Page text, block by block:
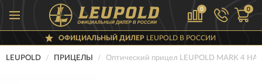
0 0
ОФИЦИАЛЬНЫЙ ДИЛЕР LEUPOLD В РОССИИ
LEUPOLD ПРИЦЕЛЫ Оптический прицел LEUPOLD MARK 4